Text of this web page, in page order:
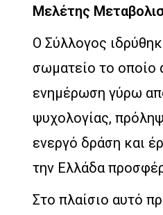
Μελέτης
Ο Σύλλογος
σωματείο το οποίο
ενημέρωση γύρω
ψυχολογίας,
ενεργό δράση και
την Ελλάδα
Στο πλαίσιο αυτό